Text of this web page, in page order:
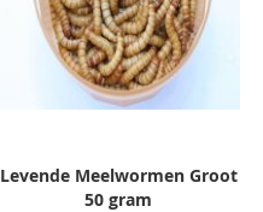
Levende Meelwormen Groot
50 gram